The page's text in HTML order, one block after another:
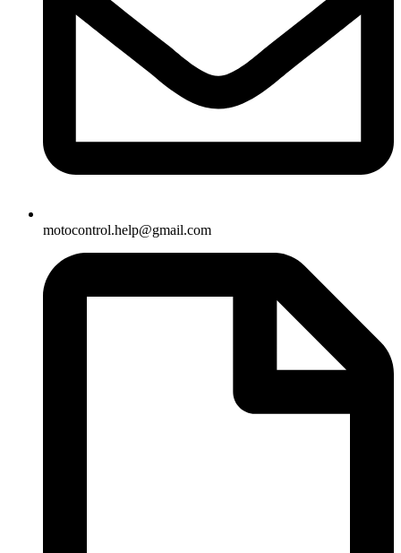
motocontrol.help@gmail.com